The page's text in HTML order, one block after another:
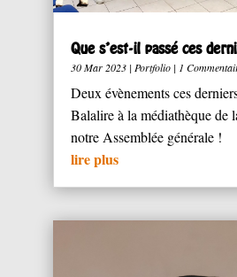
Que s’est-il passé ces
30 Mar 2023| Portfolio| 1
Deux évènements ces
Balalire à la médiathèque de
notre Assemblée générale !
lire plus